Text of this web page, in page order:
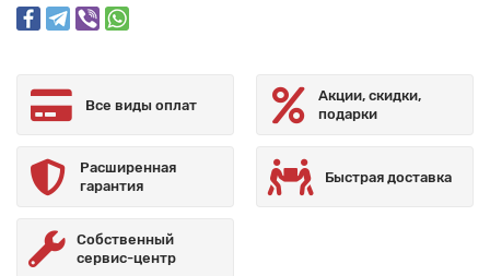
Все виды оплат
Акции, скидки,
подарки
Расширенная
гарантия
Быстрая доставка
Собственный
сервис-центр